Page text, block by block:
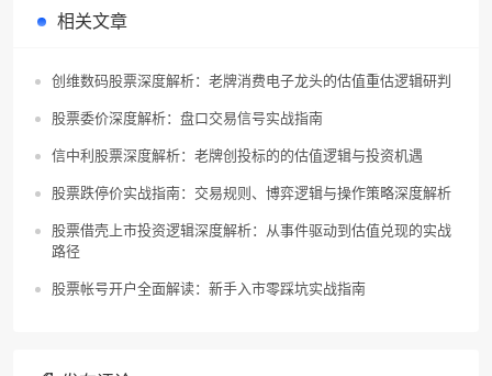
相关文章
创维数码股票深度解析：老牌消费电子龙头的估值重估逻辑研判
股票委价深度解析：盘口交易信号实战指南
信中利股票深度解析：老牌创投标的的估值逻辑与投资机遇
股票跌停价实战指南：交易规则、博弈逻辑与操作策略深度解析
股票借壳上市投资逻辑深度解析：从事件驱动到估值兑现的实战
路径
股票帐号开户全面解读：新手入市零踩坑实战指南